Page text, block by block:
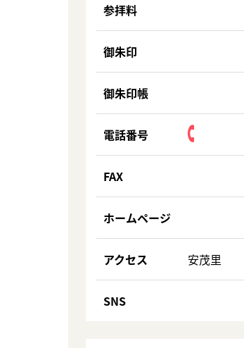
参拝料
御朱印
御朱印帳
電話番号
FAX
ホームページ
アクセス 安茂里
SNS